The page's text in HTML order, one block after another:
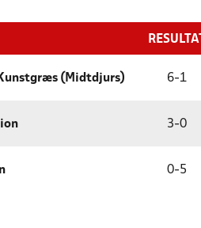
RESULTAT
(Midtdjurs) 6-1
3-0
0-5